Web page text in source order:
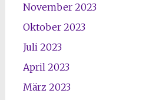
November 2023
Oktober 2023
Juli 2023
April 2023
März 2023